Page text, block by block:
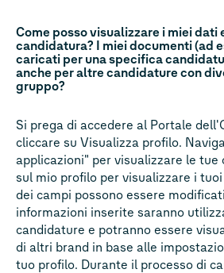
Come posso visualizzare i miei dati
candidatura? I miei documenti (ad
caricati per una specifica
anche per altre candidature con
gruppo?
Si prega di accedere al Portale
cliccare su Visualizza profilo.
applicazioni" per visualizzare le tue
sul mio profilo per visualizzare i
dei campi possono essere
informazioni inserite saranno
candidature e potranno essere
di altri brand in base alle
tuo profilo. Durante il processo di